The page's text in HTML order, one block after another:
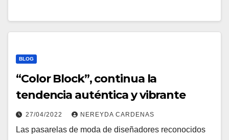
BLOG
“Color Block”, continua la
tendencia auténtica y vibrante
27/04/2022 NEREYDA CARDENAS
Las pasarelas de moda de diseñadores reconocidos